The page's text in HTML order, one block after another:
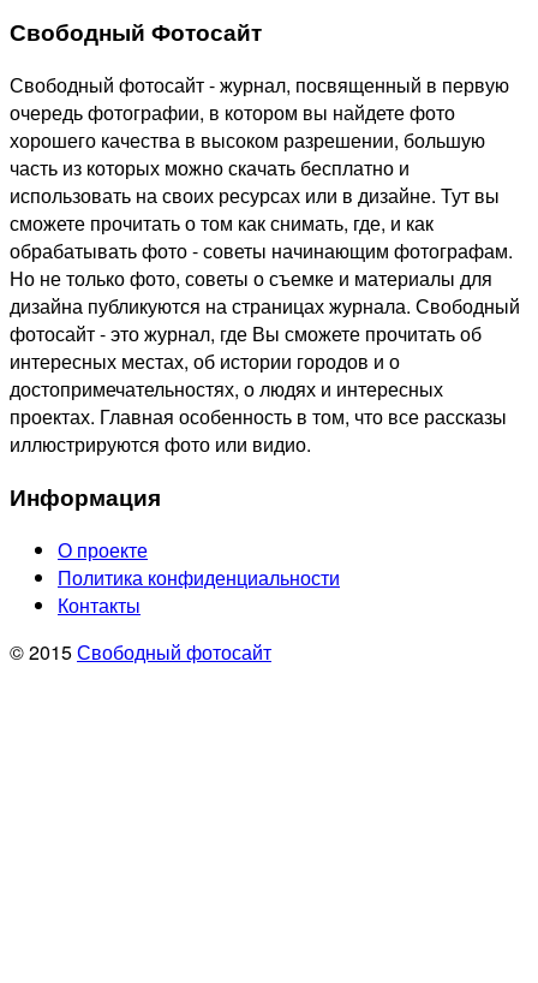
Свободный Фотосайт
Свободный фотосайт - журнал, посвященный в первую
очередь фотографии, в котором вы найдете фото
хорошего качества в высоком разрешении, большую
часть из которых можно скачать бесплатно и
использовать на своих ресурсах или в дизайне. Тут вы
сможете прочитать о том как снимать, где, и как
обрабатывать фото - советы начинающим фотографам.
Но не только фото, советы о съемке и материалы для
дизайна публикуются на страницах журнала. Свободный
фотосайт - это журнал, где Вы сможете прочитать об
интересных местах, об истории городов и о
достопримечательностях, о людях и интересных
проектах. Главная особенность в том, что все рассказы
иллюстрируются фото или видио.
Информация
О проекте
Политика конфиденциальности
Контакты
© 2015Свободный фотосайт